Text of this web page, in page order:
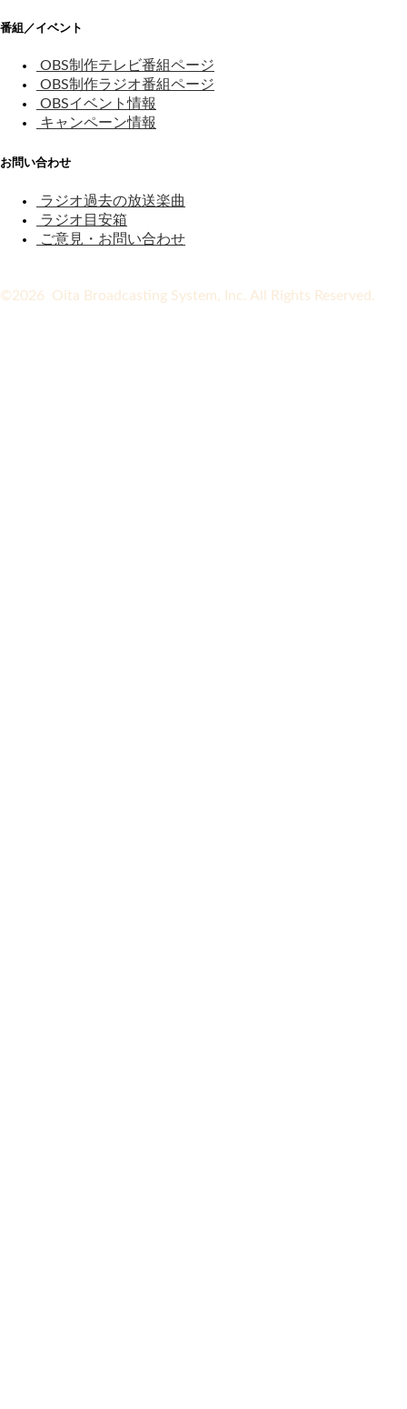
番組／イベント
OBS制作テレビ番組ページ
OBS制作ラジオ番組ページ
OBSイベント情報
キャンペーン情報
お問い合わせ
ラジオ過去の放送楽曲
ラジオ目安箱
ご意見・お問い合わせ
©2026 Oita Broadcasting System, Inc. All Rights Reserved.